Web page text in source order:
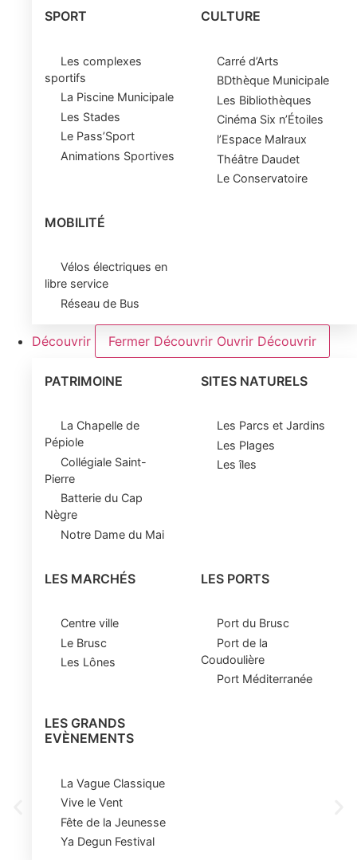
SPORT
Les complexes
sportifs
La Piscine Municipale
Les Stades
Le Pass’Sport
Animations Sportives
CULTURE
Carré d’Arts
BDthèque Municipale
Les Bibliothèques
Cinéma Six n’Étoiles
l’Espace Malraux
Théâtre Daudet
Le Conservatoire
MOBILITÉ
Vélos électriques en
libre service
Réseau de Bus
Découvrir Fermer Découvrir Ouvrir Découvrir
PATRIMOINE
La Chapelle de
Pépiole
Collégiale Saint-
Pierre
Batterie du Cap
Nègre
Notre Dame du Mai
SITES NATURELS
Les Parcs et Jardins
Les Plages
Les îles
LES MARCHÉS
Centre ville
Le Brusc
Les Lônes
LES PORTS
Port du Brusc
Port de la
Coudoulière
Port Méditerranée
LES GRANDS
EVÈNEMENTS
La Vague Classique
Vive le Vent
Fête de la Jeunesse
Ya Degun Festival